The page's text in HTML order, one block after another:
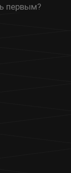
первым?